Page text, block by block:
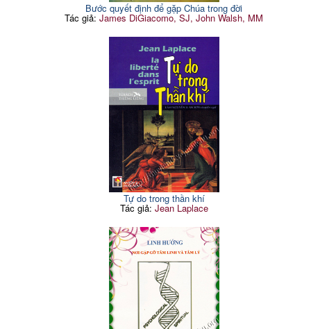
Bước quyết định để gặp Chúa trong đời
Tác giả:James DiGiacomo, SJ, John Walsh, MM
Tự do trong thần khí
Tác giả: Jean Laplace